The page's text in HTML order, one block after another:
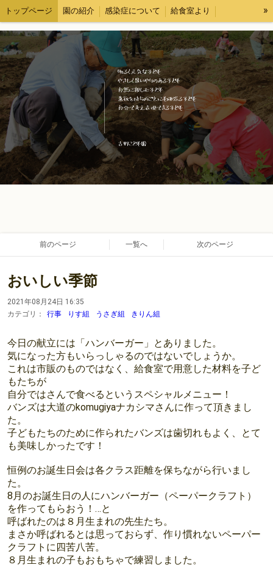
トップページ 園の紹介 感染症について 給食室より
各種様式 求人情報 ブログ 情報公開
»
前のページ 一覧へ 次のページ
おいしい季節
2021年08月24日 16:35
カテゴリ：
行事 りす組 うさぎ組 きりん組
今日の献立には「ハンバーガー」とありました。
気になった方もいらっしゃるのではないでしょうか。
これは市販のものではなく、給食室で用意した材料を子ど
もたちが
自分ではさんで食べるというスペシャルメニュー！
バンズは大道のkomugiyaナカシマさんに作って頂きまし
た。
子どもたちのために作られたバンズは歯切れもよく、とて
も美味しかったです！
恒例のお誕生日会は各クラス距離を保ちながら行いまし
た。
8月のお誕生日の人にハンバーガー（ペーパークラフト）
を作ってもらおう！…と
呼ばれたのは８月生まれの先生たち。
まさか呼ばれるとは思っておらず、作り慣れないペーパー
クラフトに四苦八苦。
８月生まれの子もおもちゃで練習しました。